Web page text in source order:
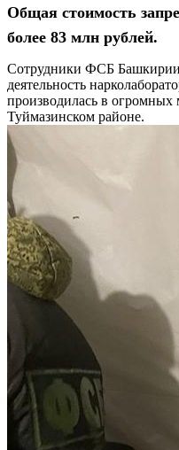
Общая стоимость
более 83 млн рублей.
Сотрудники ФСБ
деятельность
производилась в огромных
Туймазинском районе.